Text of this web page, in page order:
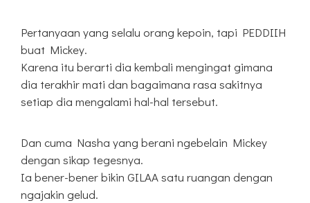
Pertanyaan yang selalu orang kepoin, tapi PEDDIIH
buat Mickey.
Karena itu berarti dia kembali mengingat gimana
dia terakhir mati dan bagaimana rasa sakitnya
setiap dia mengalami hal-hal tersebut.
Dan cuma Nasha yang berani ngebelain Mickey
dengan sikap tegesnya.
Ia bener-bener bikin GILAA satu ruangan dengan
ngajakin gelud.